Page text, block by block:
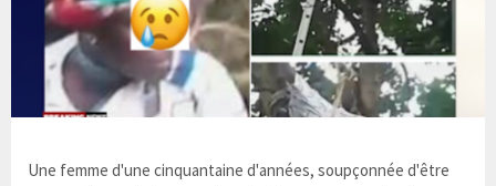
Une femme d'une cinquantaine d'années, soupçonnée d'être